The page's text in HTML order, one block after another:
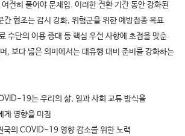
전히 풀어야 문제임. 이러한 전환 기간 동안 강화된
간 협조는 감시 강화, 위험군을 위한 예방접종 목표
수단의 이용 증대 등 핵심 우선 사항에 초점을 맞춘
, 보다 넓은 의미에서는 대유행 대비 준비를 강화하는
19는 우리의 삶, 일과 사회 교류 방식을
게 영향을 미침
국의 COVID-19 영향 감소를 위한 노력